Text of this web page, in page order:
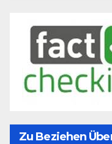
Zu Beziehen